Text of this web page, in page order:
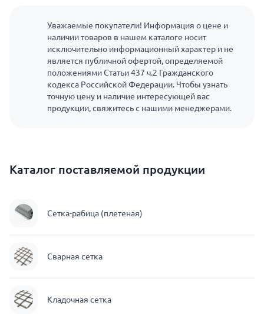
Уважаемые покупатели! Информация о цене и
наличии товаров в нашем каталоге носит
исключительно информационный характер и не
является публичной офертой, определяемой
положениями Статьи 437 ч.2 Гражданского
кодекса Российской Федерации. Чтобы узнать
точную цену и наличие интересующей вас
продукции, свяжитесь с нашими менеджерами.
Каталог поставляемой продукции
Сетка-рабица (плетеная)
Сварная сетка
Кладочная сетка